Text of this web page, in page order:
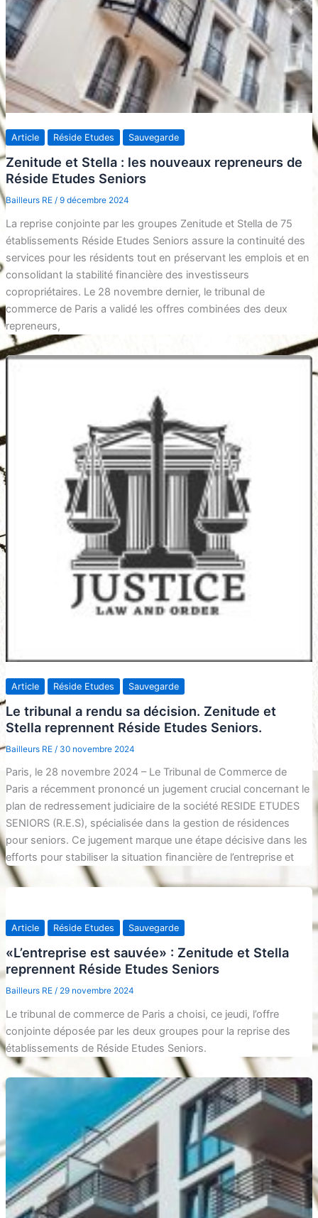
Article Réside Etudes Sauvegarde
Zenitude et Stella : les nouveaux repreneurs de
Réside Etudes Seniors
Bailleurs RE / 9 décembre 2024
La reprise conjointe par les groupes Zenitude et Stella de 75
établissements Réside Etudes Seniors assure la continuité des
services pour les résidents tout en préservant les emplois et en
consolidant la stabilité financière des investisseurs
copropriétaires. Le 28 novembre dernier, le tribunal de
commerce de Paris a validé les offres combinées des deux
repreneurs,
Article Réside Etudes Sauvegarde
Le tribunal a rendu sa décision. Zenitude et
Stella reprennent Réside Etudes Seniors.
Bailleurs RE / 30 novembre 2024
Paris, le 28 novembre 2024 – Le Tribunal de Commerce de
Paris a récemment prononcé un jugement crucial concernant le
plan de redressement judiciaire de la société RESIDE ETUDES
SENIORS (R.E.S), spécialisée dans la gestion de résidences
pour seniors. Ce jugement marque une étape décisive dans les
efforts pour stabiliser la situation financière de l’entreprise et
Article Réside Etudes Sauvegarde
«L’entreprise est sauvée» : Zenitude et Stella
reprennent Réside Etudes Seniors
Bailleurs RE / 29 novembre 2024
Le tribunal de commerce de Paris a choisi, ce jeudi, l’offre
conjointe déposée par les deux groupes pour la reprise des
établissements de Réside Etudes Seniors.